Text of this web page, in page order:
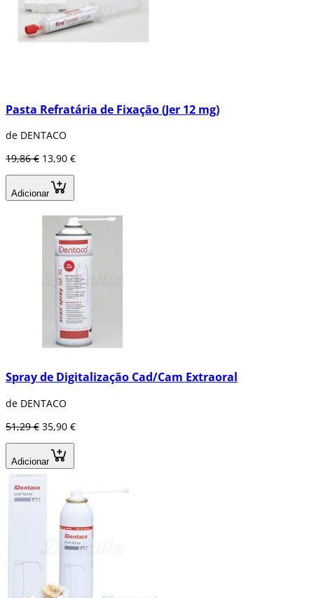
Pasta Refratária de Fixação (Jer 12 mg)
de DENTACO
19,86 € 13,90 €
Adicionar
Spray de Digitalização Cad/Cam Extraoral
de DENTACO
51,29 € 35,90 €
Adicionar